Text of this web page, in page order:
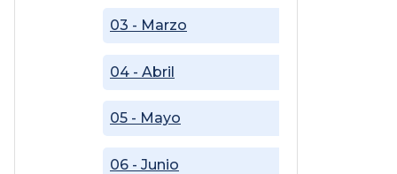
03 - Marzo
04 - Abril
05 - Mayo
06 - Junio